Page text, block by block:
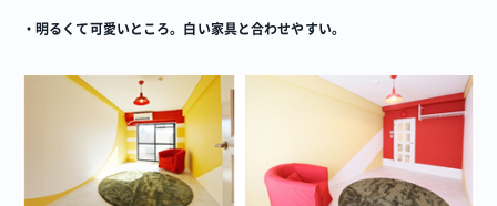
・明るくて可愛いところ。白い家具と合わせやすい。